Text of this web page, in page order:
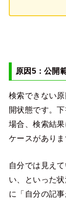
原因5：公開
検索できない
開状態です。
場合、検索結
ケースがありま
自分では見え
い、といった
に「自分の記